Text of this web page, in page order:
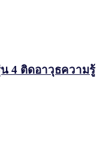
น 4 ติดอาวุธความรู้